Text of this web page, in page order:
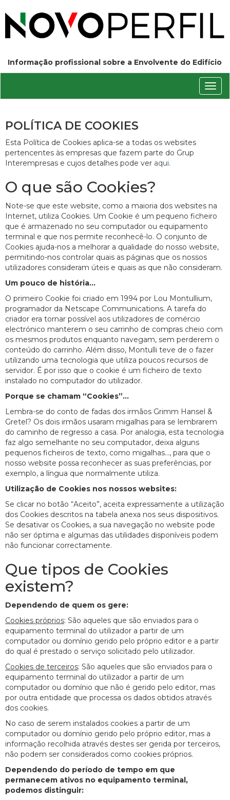
Informação profissional sobre a Envolvente do Edifício
POLÍTICA DE COOKIES
Esta Política de Cookies aplica-se a todas os websites
pertencentes às empresas que fazem parte do Grup
Interempresas e cujos detalhes pode ver aqui.
O que são Cookies?
Note-se que este website, como a maioria dos websites na
Internet, utiliza Cookies. Um Cookie é um pequeno ficheiro
que é armazenado no seu computador ou equipamento
terminal e que nos permite reconhecê-lo. O conjunto de
Cookies ajuda-nos a melhorar a qualidade do nosso website,
permitindo-nos controlar quais as páginas que os nossos
utilizadores consideram úteis e quais as que não consideram.
Um pouco de história...
O primeiro Cookie foi criado em 1994 por Lou Montullium,
programador da Netscape Communications. A tarefa do
criador era tornar possível aos utilizadores de comércio
electrónico manterem o seu carrinho de compras cheio com
os mesmos produtos enquanto navegam, sem perderem o
conteúdo do carrinho. Além disso, Montulli teve de o fazer
utilizando uma tecnologia que utiliza poucos recursos de
servidor. É por isso que o cookie é um ficheiro de texto
instalado no computador do utilizador.
Porque se chamam “Cookies”...
Lembra-se do conto de fadas dos irmãos Grimm Hansel &
Gretel? Os dois irmãos usaram migalhas para se lembrarem
do caminho de regresso a casa. Por analogia, esta tecnologia
faz algo semelhante no seu computador, deixa alguns
pequenos ficheiros de texto, como migalhas..., para que o
nosso website possa reconhecer as suas preferências, por
exemplo, a língua que normalmente utiliza.
Utilização de Cookies nos nossos websites:
Se clicar no botão “Aceito”, aceita expressamente a utilização
dos Cookies descritos na tabela anexa nos seus dispositivos.
Se desativar os Cookies, a sua navegação no website pode
não ser óptima e algumas das utilidades disponíveis podem
não funcionar correctamente.
Que tipos de Cookies
existem?
Dependendo de quem os gere:
Cookies próprios: São aqueles que são enviados para o
equipamento terminal do utilizador a partir de um
computador ou domínio gerido pelo próprio editor e a partir
do qual é prestado o serviço solicitado pelo utilizador.
Cookies de terceiros: São aqueles que são enviados para o
equipamento terminal do utilizador a partir de um
computador ou domínio que não é gerido pelo editor, mas
por outra entidade que processa os dados obtidos através
dos cookies.
No caso de serem instalados cookies a partir de um
computador ou domínio gerido pelo próprio editor, mas a
informação recolhida através destes ser gerida por terceiros,
não podem ser considerados como cookies próprios.
Dependendo do período de tempo em que
permanecem ativos no equipamento terminal,
podemos distinguir: